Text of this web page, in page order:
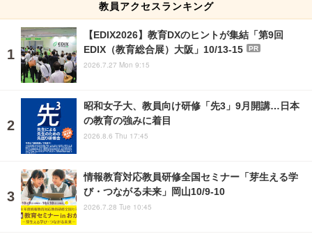
教員アクセスランキング
【EDIX2026】教育DXのヒントが集結「第9回
EDIX（教育総合展）大阪」10/13-15
PR
2026.7.27 Mon 9:15
昭和女子大、教員向け研修「先3」9月開講…日本
の教育の強みに着目
2026.8.6 Thu 17:45
情報教育対応教員研修全国セミナー「芽生える学
び・つながる未来」岡山10/9-10
2026.7.28 Tue 10:45